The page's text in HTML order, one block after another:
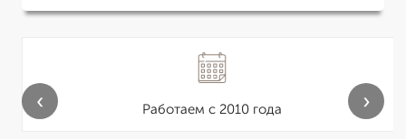
Работаем с 2010 года
‹ ›